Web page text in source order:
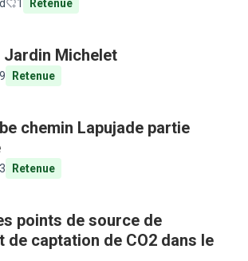
1 Retenue
Jardin Michelet
9 Retenue
chemin Lapujade partie
3 Retenue
points de source de
de captation de CO2 dans le